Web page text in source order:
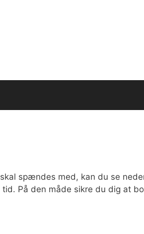
spændes med, kan du se
På den måde sikre du dig at